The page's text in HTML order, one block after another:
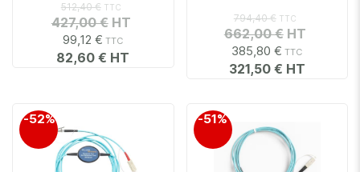
99,12 €
82,60 €
512,40 €
427,00 €
385,80 €
321,50 €
794,40 €
662,00 €
-52% -51%